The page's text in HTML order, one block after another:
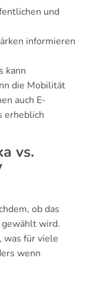
und
informieren
kann
die Mobilität
auch E-
erheblich
vs.
ob das
wird.
was für viele
wenn